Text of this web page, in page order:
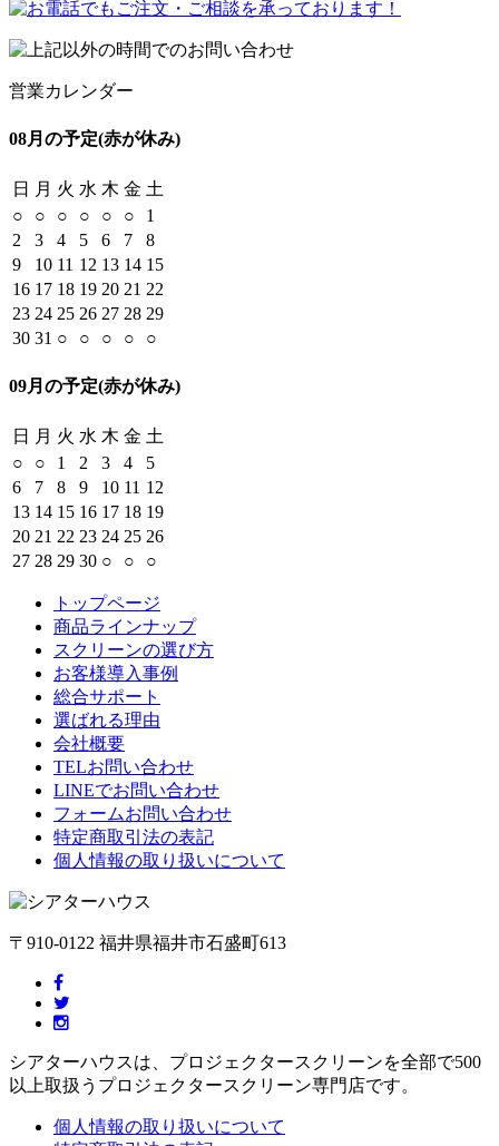
営業カレンダー
08月の予定(赤が休み)
日 月 火 水 木 金 土
○
○ ○ ○ ○ ○
1
2
3 4 5 6 7
8
9
10 11 12 13 14 15
16 17 18 19 20 21 22
23 24 25 26 27 28 29
30 31 ○ ○ ○ ○ ○
09月の予定(赤が休み)
日 月 火 水 木 金 土
○
○ 1 2 3 4
5
6
7 8 9 10 11 12
13 14 15 16 17 18 19
20 21 22 23 24 25 26
27 28 29 30 ○ ○ ○
トップページ
商品ラインナップ
スクリーンの選び方
お客様導入事例
総合サポート
選ばれる理由
会社概要
TELお問い合わせ
LINEでお問い合わせ
フォームお問い合わせ
特定商取引法の表記
個人情報の取り扱いについて
〒910-0122 福井県福井市石盛町613
シアターハウスは、プロジェクタースクリーンを全部で500
以上取扱うプロジェクタースクリーン専門店です。
個人情報の取り扱いについて